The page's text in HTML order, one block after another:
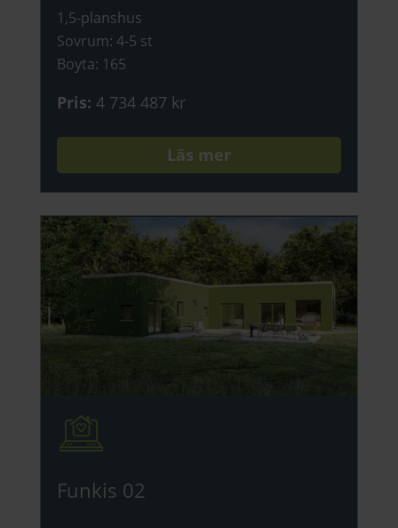
1,5-planshus
Sovrum: 4-5 st
Boyta: 165
Pris: 4 734 487 kr
Läs mer
Funkis 02